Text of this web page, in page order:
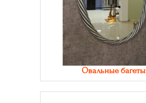
Овальные багеты